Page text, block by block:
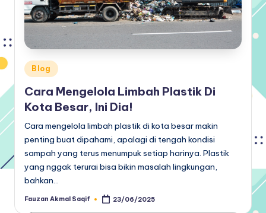
Posted
in
Blog
Cara Mengelola Limbah Plastik Di
Kota Besar, Ini Dia!
Cara mengelola limbah plastik di kota besar makin
penting buat dipahami, apalagi di tengah kondisi
sampah yang terus menumpuk setiap harinya. Plastik
yang nggak terurai bisa bikin masalah lingkungan,
bahkan…
Posted
Fauzan Akmal Saqif 23/06/2025